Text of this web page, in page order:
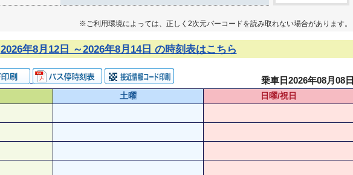
※ご利用環境によっては、正しく2次元バーコードを読み取れない場合があります。
2026年8月12日 ～2026年8月14日 の時刻表はこちら
乗車日2026年08月08日
土曜
日曜/祝日